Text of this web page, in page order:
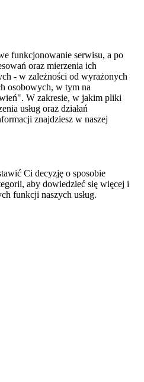
funkcjonowanie serwisu, a po
oraz mierzenia ich
- w zależności od wyrażonych
osobowych, w tym na
W zakresie, w jakim pliki
usług oraz działań
znajdziesz w naszej
Ci decyzję o sposobie
aby dowiedzieć się więcej i
funkcji naszych usług.